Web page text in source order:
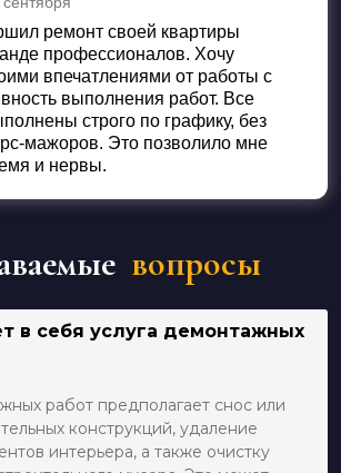
5из 5
ремонт своей квартиры
профессионалов. Хочу
впечатлениями от работы с
выполнения работ. Все
строго по графику, без
мажоров. Это позволило мне
и нервы.
вопросы
в себя услуга демонтажных
работ предполагает снос или
конструкций, удаление
интерьера, а также очистку